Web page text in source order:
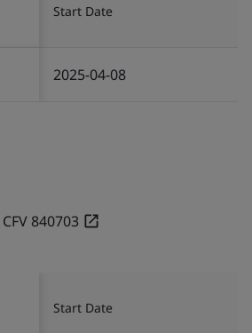
Start Date
2025-04-08
CFV 840703
Start Date